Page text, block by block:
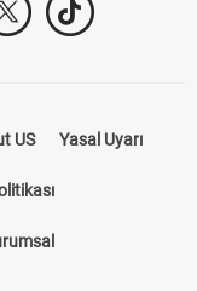
US Yasal Uyarı